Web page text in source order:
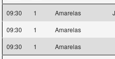
09:30 1 Amarelas
09:30
1
Amarelas
09:30
1 Amarelas